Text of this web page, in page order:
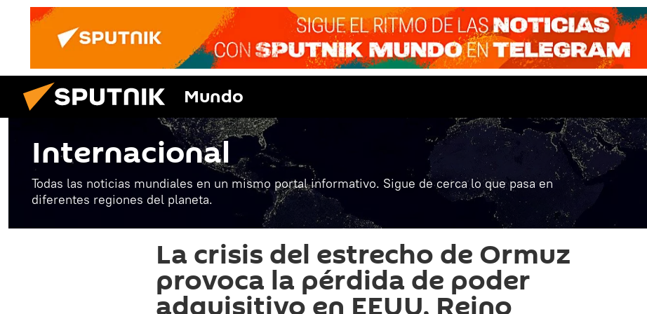
Mundo
Internacional
Todas las noticias mundiales en un mismo portal informativo. Sigue de cerca lo que pasa en
diferentes regiones del planeta.
La crisis del estrecho de Ormuz
provoca la pérdida de poder